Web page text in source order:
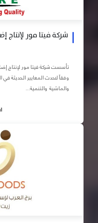
شركة فيتا مور لإنتاج
تأسست شركة فيتا مور لإنتاج
وفقاً لاحدث المعايير الحديثة
والماشية والتنمية...